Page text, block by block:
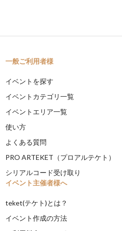
一般ご利用者様
イベントを探す
イベントカテゴリ一覧
イベントエリア一覧
使い方
よくある質問
PRO ARTEKET（プロアルテケト）
シリアルコード受け取り
イベント主催者様へ
teket(テケト)とは？
イベント作成の方法